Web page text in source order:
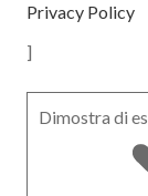
Privacy Policy
]
Dimostra di